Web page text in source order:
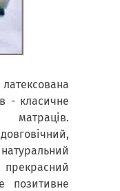
- класичне
матраців.
позитивне